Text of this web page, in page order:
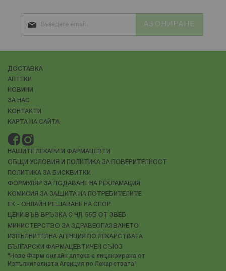
АБОНИРАНЕ
ДОСТАВКА
АПТЕКИ
НОВИНИ
ЗА НАС
КОНТАКТИ
КАРТА НА САЙТА
НАШИТЕ ЛЕКАРИ И ФАРМАЦЕВТИ
ОБЩИ УСЛОВИЯ И ПОЛИТИКА ЗА ПОВЕРИТЕЛНОСТ
ПОЛИТИКА ЗА БИСКВИТКИ
ФОРМУЛЯР ЗА ПОДАВАНЕ НА РЕКЛАМАЦИЯ
КОМИСИЯ ЗА ЗАЩИТА НА ПОТРЕБИТЕЛИТЕ
ЕК - ОНЛАЙН РЕШАВАНЕ НА СПОР
ЦЕНИ ВЪВ ВРЪЗКА С ЧЛ. 55Б ОТ ЗВЕБ
МИНИСТЕРСТВО ЗА ЗДРАВЕОПАЗВАНЕТО
ИЗПЪЛНИТЕЛНА АГЕНЦИЯ ПО ЛЕКАРСТВАТА
БЪЛГАРСКИ ФАРМАЦЕВТИЧЕН СЪЮЗ
"Нове Фарм онлайн аптека е лицензирана от
Изпълнителната Агенция по Лекарствата"